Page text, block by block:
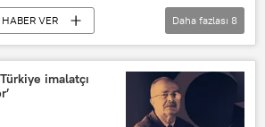
VER
Bakanlığı (MEB)
Kredi
Daha fazlası 8
imalatçı